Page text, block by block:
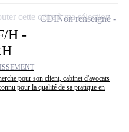
H -
pour son client, cabinet d'avocats
pour la qualité de sa pratique en
CDINon renseigné
cette offre à ma sélection